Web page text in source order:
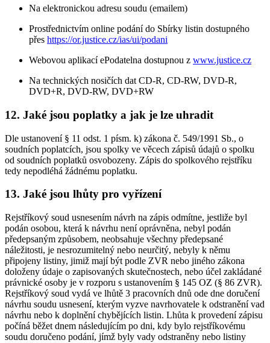
Na elektronickou adresu soudu (emailem)
Prostřednictvím online podání do Sbírky listin dostupného
přes https://or.justice.cz/ias/ui/podani
Webovou aplikací ePodatelna dostupnou z www.justice.cz
Na technických nosičích dat CD-R, CD-RW, DVD-R,
DVD+R, DVD-RW, DVD+RW
12. Jaké jsou poplatky a jak je lze uhradit
Dle ustanovení § 11 odst. 1 písm. k) zákona č. 549/1991 Sb., o
soudních poplatcích, jsou spolky ve věcech zápisů údajů o spolku
od soudních poplatků osvobozeny. Zápis do spolkového rejstříku
tedy nepodléhá žádnému poplatku.
13. Jaké jsou lhůty pro vyřízení
Rejstříkový soud usnesením návrh na zápis odmítne, jestliže byl
podán osobou, která k návrhu není oprávněna, nebyl podán
předepsaným způsobem, neobsahuje všechny předepsané
náležitosti, je nesrozumitelný nebo neurčitý, nebyly k němu
připojeny listiny, jimiž mají být podle ZVR nebo jiného zákona
doloženy údaje o zapisovaných skutečnostech, nebo účel zakládané
právnické osoby je v rozporu s ustanovením § 145 OZ (§ 86 ZVR).
Rejstříkový soud vydá ve lhůtě 3 pracovních dnů ode dne doručení
návrhu soudu usnesení, kterým vyzve navrhovatele k odstranění vad
návrhu nebo k doplnění chybějících listin. Lhůta k provedení zápisu
počíná běžet dnem následujícím po dni, kdy bylo rejstříkovému
soudu doručeno podání, jímž byly vady odstraněny nebo listiny